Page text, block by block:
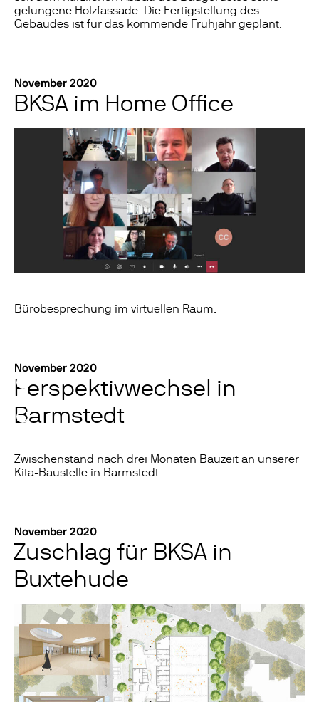
gelungene Holzfassade. Die Fertigstellung des
Gebäudes ist für das kommende Frühjahr geplant.
November 2020
BKSA im Home Office
Bürobesprechung im virtuellen Raum.
November 2020
Perspektivwechsel in
Barmstedt
Zwischenstand nach drei Monaten Bauzeit an unserer
Kita-Baustelle in Barmstedt.
November 2020
Zuschlag für BKSA in
Buxtehude